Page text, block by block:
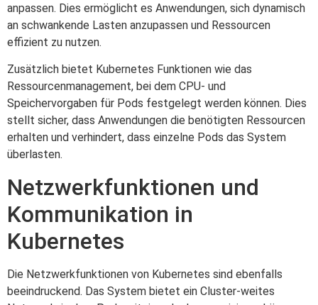
anpassen. Dies ermöglicht es Anwendungen, sich dynamisch
an schwankende Lasten anzupassen und Ressourcen
effizient zu nutzen.
Zusätzlich bietet Kubernetes Funktionen wie das
Ressourcenmanagement, bei dem CPU- und
Speichervorgaben für Pods festgelegt werden können. Dies
stellt sicher, dass Anwendungen die benötigten Ressourcen
erhalten und verhindert, dass einzelne Pods das System
überlasten.
Netzwerkfunktionen und
Kommunikation in
Kubernetes
Die Netzwerkfunktionen von Kubernetes sind ebenfalls
beeindruckend. Das System bietet ein Cluster-weites